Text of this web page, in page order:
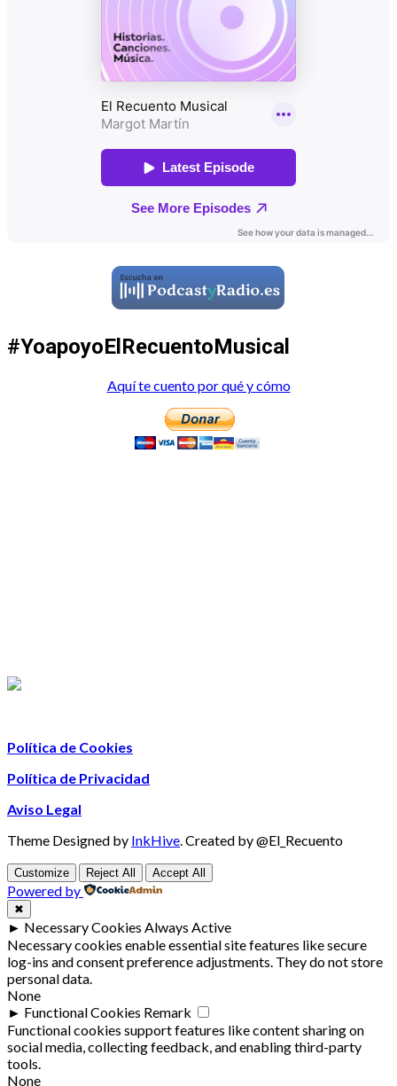
#YoapoyoElRecuentoMusical
Aquí te cuento por qué y cómo
Política de Cookies
Política de Privacidad
Aviso Legal
Theme Designed by InkHive Created by @El_Recuento
Customize Reject All Accept All
Powered by
✖
► Necessary Cookies Always Active
Necessary cookies enable essential site features like secure
log-ins and consent preference adjustments. They do not store
personal data.
None
► Functional Cookies Remark
Functional cookies support features like content sharing on
social media, collecting feedback, and enabling third-party
tools.
None